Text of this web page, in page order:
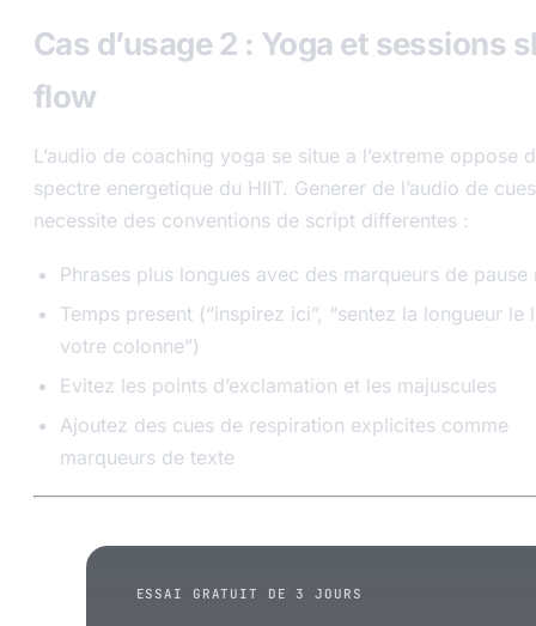
Cas d’usage 2 : Yoga et sessions
flow
L’audio de coaching yoga se situe a l’extreme oppose
spectre energetique du HIIT. Generer de l’audio de
necessite des conventions de script differentes :
Phrases plus longues avec des marqueurs de pause
Temps present (“inspirez ici”, “sentez la longueur le
votre colonne”)
Evitez les points d’exclamation et les majuscules
Ajoutez des cues de respiration explicites comme
marqueurs de texte
ESSAI GRATUIT DE 3 JOURS